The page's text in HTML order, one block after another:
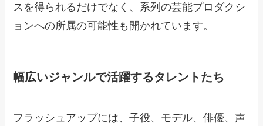
スを得られるだけでなく、系列の芸能プロダクシ
ョンへの所属の可能性も開かれています。
幅広いジャンルで活躍するタレントたち
フラッシュアップには、子役、モデル、俳優、声